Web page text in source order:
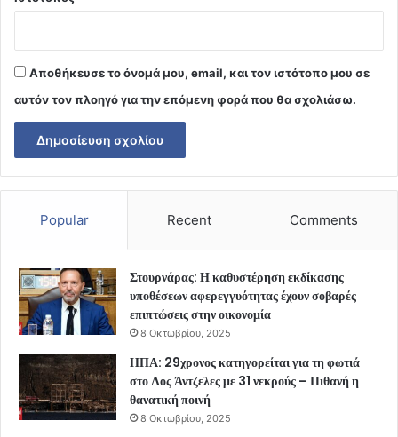
Αποθήκευσε το όνομά μου, email, και τον ιστότοπο μου σε
αυτόν τον πλοηγό για την επόμενη φορά που θα σχολιάσω.
Popular Recent Comments
Στουρνάρας: Η καθυστέρηση εκδίκασης
υποθέσεων αφερεγγυότητας έχουν σοβαρές
επιπτώσεις στην οικονομία
8 Οκτωβρίου, 2025
ΗΠΑ: 29χρονος κατηγορείται για τη φωτιά
στο Λος Άντζελες με 31 νεκρούς – Πιθανή η
θανατική ποινή
8 Οκτωβρίου, 2025